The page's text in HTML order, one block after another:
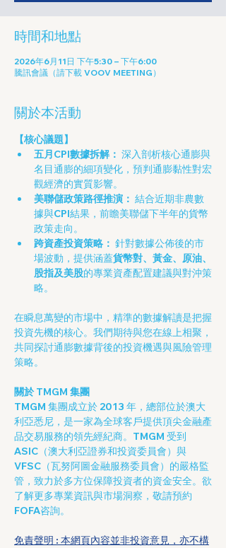
時間和地點
2026年6月11日 下午5:30 – 下午6:00
騰訊會議（請下載 VOOV MEETING）
關於本活動
【核心議題】
五月CPI數據拆解： 深入剖析核心通膨與
名目通膨的細項變化，預判通膨黏性對宏
觀經濟的實質影響。
美聯儲政策路徑推演： 結合近期非農數
據與CPI結果，前瞻美聯儲下半年的貨幣
政策走向。
跨資產投資策略： 針對數據公佈後的市
場波動，提供涵蓋貨幣對、黃金、原油、
股指及美股的專業資產配置建議與對沖策
略。
在瞬息萬變的市場中，精準的數據解讀是把握
投資先機的核心。我們期待與您在線上相聚，
共同探討通膨數據背後的投資機遇與風險管理
策略。
關於 TMGM 集團
TMGM 集團成立於 2013 年，總部位於澳大
利亞悉尼，是一家為全球客戶提供頂尖金融產
品交易服務的領先經紀商。TMGM 受到
ASIC（澳大利亞證券和投資委員會）與
VFSC（瓦努阿圖金融服務委員會）的嚴格監
管，致力於多方位保障投資者的資金安全。欲
了解更多專業資訊與市場洞察，敬請預約
FOFA咨詢。
免責聲明 : 本網頁內容並非投資意見，亦不構